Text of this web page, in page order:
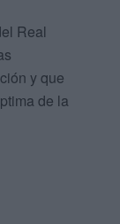
Real
y que
de la